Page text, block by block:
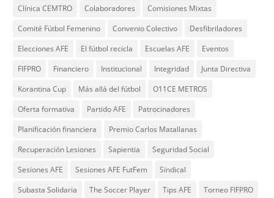
Clínica CEMTRO
Colaboradores
Comisiones Mixtas
Comité Fútbol Femenino
Convenio Colectivo
Desfibriladores
Elecciones AFE
El fútbol recicla Escuelas AFE
Eventos
FIFPRO
Financiero Institucional Integridad
Junta Directiva
Korantina Cup
Más allá del fútbol
O11CE METROS
Oferta formativa
Partido AFE
Patrocinadores
Planificación financiera
Premio Carlos Matallanas
Recuperación Lesiones
Sapientia
Seguridad Social
Sesiones AFE
Sesiones AFE FutFem
Sindical
Subasta Solidaria
The Soccer Player Tips AFE
Torneo FIFPRO